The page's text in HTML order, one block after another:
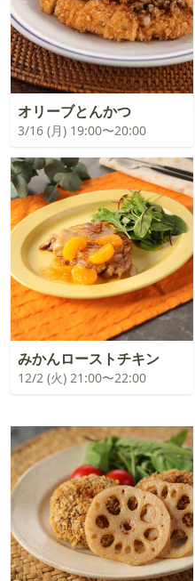
オリーブとんかつ
3/16 (月) 19:00〜20:00
みかんローストチキン
12/2 (火) 21:00〜22:00